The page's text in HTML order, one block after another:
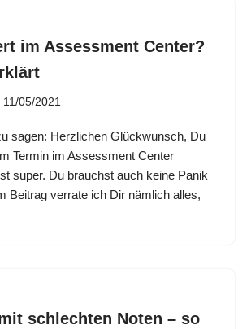
im Assessment Center?
11/05/2021
sagen: Herzlichen Glückwunsch, Du
Termin im Assessment Center
super. Du brauchst auch keine Panik
Beitrag verrate ich Dir nämlich alles,
schlechten Noten – so